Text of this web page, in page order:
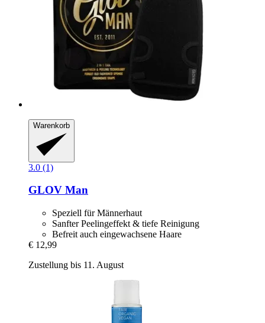
Warenkorb
3.0 (1)
GLOV Man
Speziell für Männerhaut
Sanfter Peelingeffekt & tiefe Reinigung
Befreit auch eingewachsene Haare
€ 12,99
Zustellung bis 11. August